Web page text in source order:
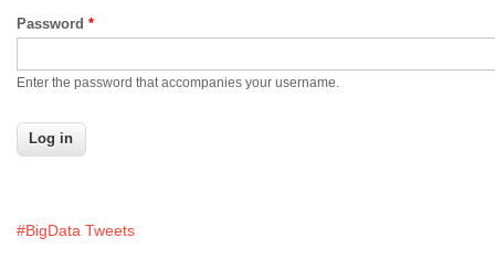
Password *
Enter the password that accompanies your username.
#BigData Tweets